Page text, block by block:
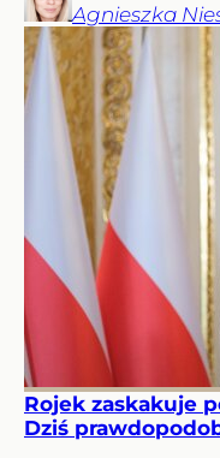
Agnieszka
Rojek zaskakuje
Dziś